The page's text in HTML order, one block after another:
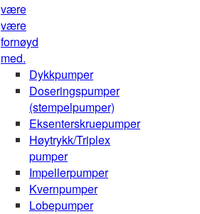
være
være
fornøyd
med.
Dykkpumper
Doseringspumper
(stempelpumper)
Eksenterskruepumper
Høytrykk/Triplex
pumper
Impellerpumper
Kvernpumper
Lobepumper